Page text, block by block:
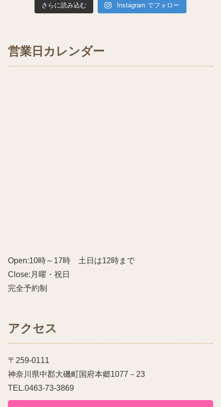
さらに読み込む Instagram でフォロー
営業日カレンダー
Open:10時～17時 土日は12時まで
Close:月曜・祝日
完全予約制
アクセス
〒259-0111
神奈川県中郡大磯町国府本郷1077－23
TEL.0463-73-3869